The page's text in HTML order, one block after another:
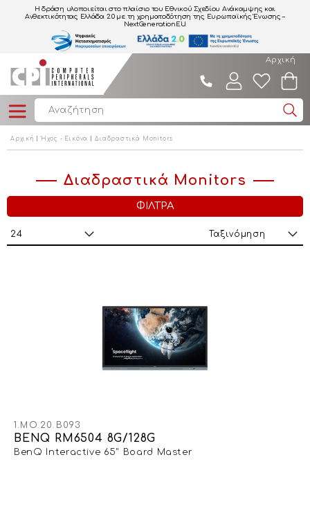
Η δράση υλοποιείται στο πλαίσιο του Εθνικού Σχεδίου Ανάκαμψης και
Ανθεκτικότητας Ελλάδα 2.0με τη χρηματοδότηση της Ευρωπαϊκής Ένωσης –
NextGenerationEU.
Αρχική
Αρχική Ήχος - Εικόνα Διαδραστικά Monitors
Διαδραστικά Monitors
ΦΙΛΤΡΑ
1.MO.20.B093
BENQ RM6504 8G/128G
BenQ Interactive 65" Board Master